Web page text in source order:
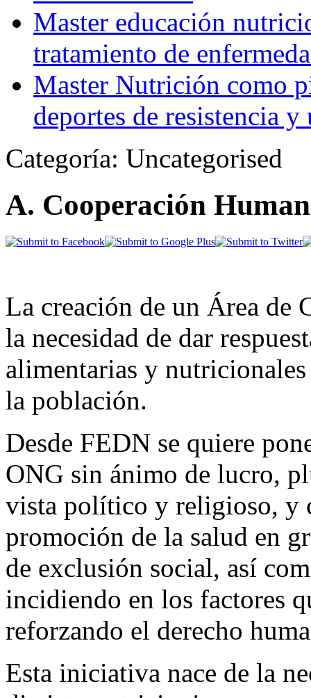
Master educación
tratamiento de
Master Nutrición como
deportes de resistencia
Categoría: Uncategorised
A. Cooperación
La creación de un Área de
la necesidad de dar
alimentarias y
la población.
Desde FEDN se quiere
ONG sin ánimo de lucro,
vista político y religioso, y
promoción de la salud en
de exclusión social, así
incidiendo en los factores
reforzando el derecho
Esta iniciativa nace de la